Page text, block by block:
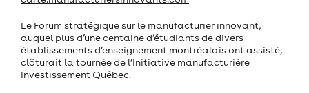
Le Forum stratégique sur le manufacturier innovant,
auquel plus d’une centaine d’étudiants de divers
établissements d’enseignement montréalais ont assisté,
clôturait la tournée de l’Initiative manufacturière
Investissement Québec.